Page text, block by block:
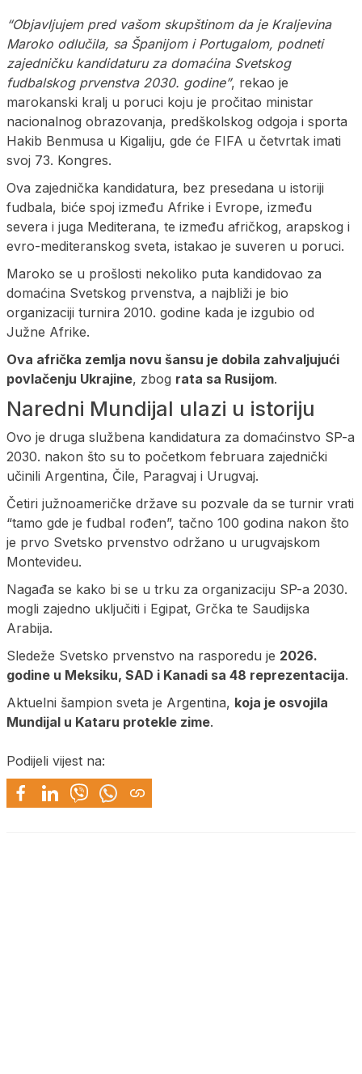
“Objavljujem pred vašom skupštinom da je Kraljevina
Maroko odlučila, sa Španijom i Portugalom, podneti
zajedničku kandidaturu za domaćina Svetskog
fudbalskog prvenstva 2030. godine”, rekao je
marokanski kralj u poruci koju je pročitao ministar
nacionalnog obrazovanja, predškolskog odgoja i sporta
Hakib Benmusa u Kigaliju, gde će FIFA u četvrtak imati
svoj 73. Kongres.
Ova zajednička kandidatura, bez presedana u istoriji
fudbala, biće spoj između Afrike i Evrope, između
severa i juga Mediterana, te između afričkog, arapskog i
evro-mediteranskog sveta, istakao je suveren u poruci.
Maroko se u prošlosti nekoliko puta kandidovao za
domaćina Svetskog prvenstva, a najbliži je bio
organizaciji turnira 2010. godine kada je izgubio od
Južne Afrike.
Ova afrička zemlja novu šansu je dobila zahvaljujući
povlačenju Ukrajine, zbog rata sa Rusijom.
Naredni Mundijal ulazi u istoriju
Ovo je druga službena kandidatura za domaćinstvo SP-a
2030. nakon što su to početkom februara zajednički
učinili Argentina, Čile, Paragvaj i Urugvaj.
Četiri južnoameričke države su pozvale da se turnir vrati
“tamo gde je fudbal rođen”, tačno 100 godina nakon što
je prvo Svetsko prvenstvo održano u urugvajskom
Montevideu.
Nagađa se kako bi se u trku za organizaciju SP-a 2030.
mogli zajedno uključiti i Egipat, Grčka te Saudijska
Arabija.
Sledeže Svetsko prvenstvo na rasporedu je 2026.
godine u Meksiku, SAD i Kanadi sa 48 reprezentacija.
Aktuelni šampion sveta je Argentina, koja je osvojila
Mundijal u Kataru protekle zime.
Podijeli vijest na: